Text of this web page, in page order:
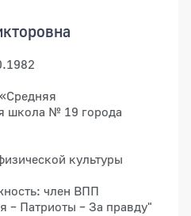
школа № 19 города
культуры
член ВПП
– Патриоты – За правду"